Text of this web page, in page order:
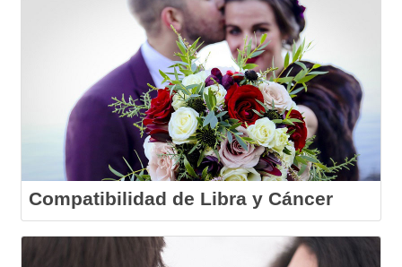
Compatibilidad de Libra y Cáncer